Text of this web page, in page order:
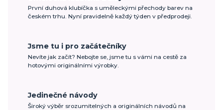
První duhová klubíčka s uměleckými přechody barev na
českém trhu. Nyní pravidelně každý týden v předprodeji.
Jsme tu i pro začátečníky
Nevíte jak začít? Nebojte se, jsme tu s vámi na cestě za
hotovými originálními výrobky.
Jedinečné návody
Široký výběr srozumitelných a originálních návodů na